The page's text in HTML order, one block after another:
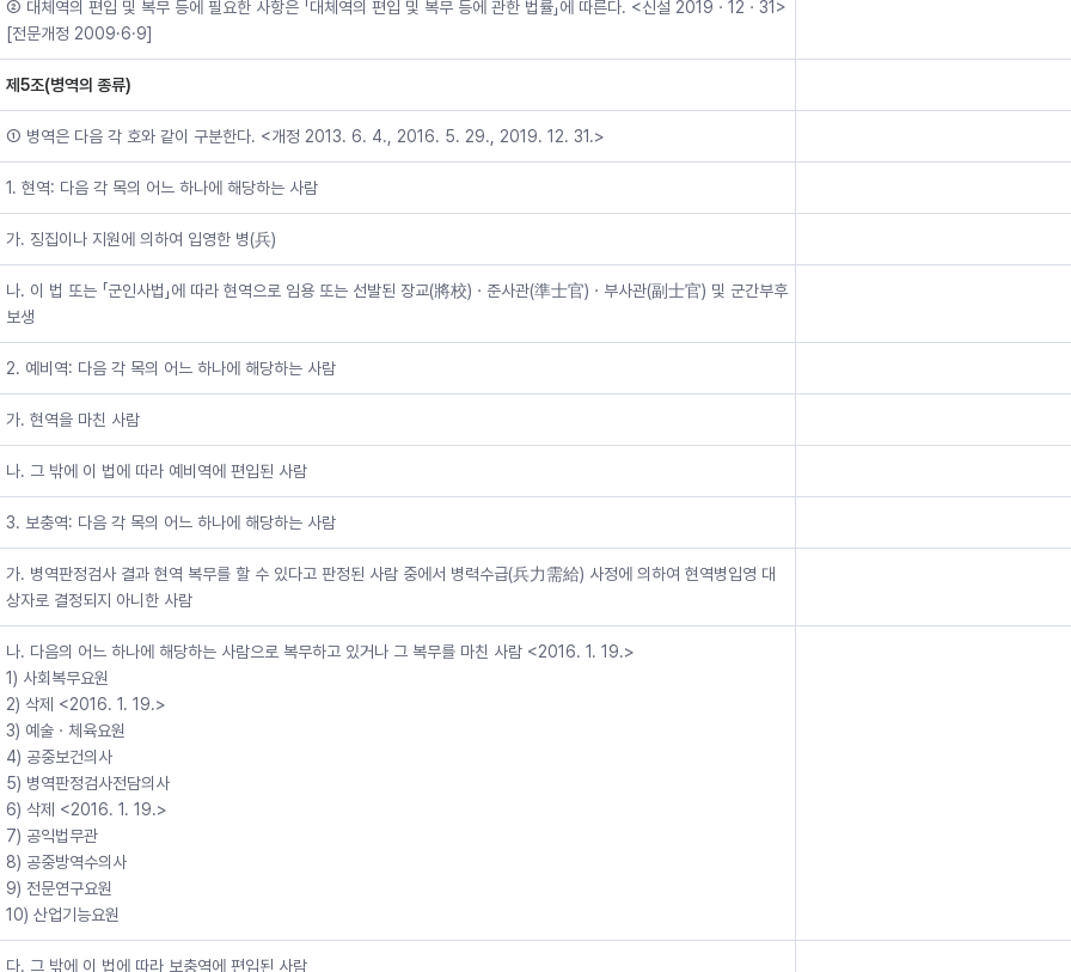
② 대체역의 편입 및 복무 등에 필요한 사항은 「대체역의 편입 및 복무 등에 관한 법률」에 따른다. <신설 2019ㆍ12ㆍ31>
[전문개정 2009·6·9]
제5조(병역의 종류)
① 병역은 다음 각 호와 같이 구분한다. <개정 2013. 6. 4., 2016. 5. 29., 2019. 12. 31.>
1. 현역: 다음 각 목의 어느 하나에 해당하는 사람
가. 징집이나 지원에 의하여 입영한 병(兵)
나. 이 법 또는 「군인사법」에 따라 현역으로 임용 또는 선발된 장교(將校)ㆍ준사관(準士官)ㆍ부사관(副士官) 및 군간부후
보생
2. 예비역: 다음 각 목의 어느 하나에 해당하는 사람
가. 현역을 마친 사람
나. 그 밖에 이 법에 따라 예비역에 편입된 사람
3. 보충역: 다음 각 목의 어느 하나에 해당하는 사람
가. 병역판정검사 결과 현역 복무를 할 수 있다고 판정된 사람 중에서 병력수급(兵力需給) 사정에 의하여 현역병입영 대
상자로 결정되지 아니한 사람
나. 다음의 어느 하나에 해당하는 사람으로 복무하고 있거나 그 복무를 마친 사람 <2016. 1. 19.>
1) 사회복무요원
2) 삭제 <2016. 1. 19.>
3) 예술ㆍ체육요원
4) 공중보건의사
5) 병역판정검사전담의사
6) 삭제 <2016. 1. 19.>
7) 공익법무관
8) 공중방역수의사
9) 전문연구요원
10) 산업기능요원
다. 그 밖에 이 법에 따라 보충역에 편입된 사람